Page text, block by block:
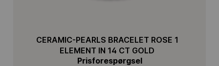
CERAMIC-PEARLS BRACELET ROSE 1
ELEMENT IN 14 CT GOLD
Prisforespørgsel